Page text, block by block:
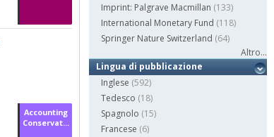
Accounting
Conservat...
Imprint: Palgrave Macmillan (133)
International Monetary Fund (118)
Springer Nature Switzerland (64)
Altro...
Lingua di pubblicazione
Inglese (592)
Tedesco (18)
Spagnolo (15)
Francese (6)